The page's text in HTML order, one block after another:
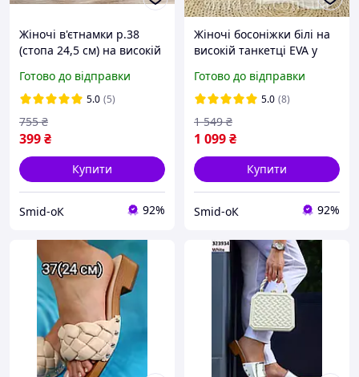
Жіночі в'єтнамки р.38
(стопа 24,5 см) на високій
тапки/ шльопанці/
шльопанці чорні
Готово до відправки
5.0 (5)
399₴
755 ₴
Купити
Smid-оК 92%
Жіночі босоніжки білі на
високій танкетці EVA у
сандаліі на липучках 39 р.
(стопа 25см).
Готово до відправки
5.0 (8)
1 099₴
1 549 ₴
Купити
Smid-оК 92%